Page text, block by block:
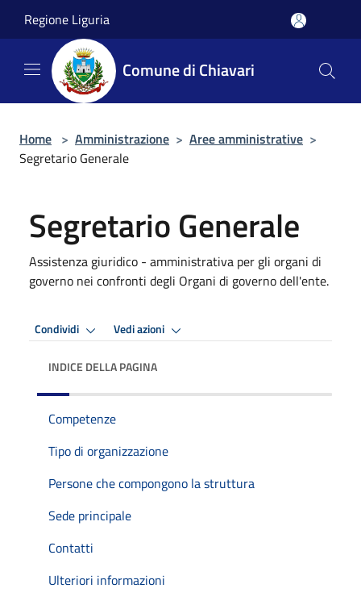
Regione Liguria
Comune di Chiavari
Home > Amministrazione > Aree amministrative >
Segretario Generale
Segretario Generale
Assistenza giuridico - amministrativa per gli organi di
governo nei confronti degli Organi di governo dell'ente.
Condividi Vedi azioni
INDICE DELLA PAGINA
Competenze
Tipo di organizzazione
Persone che compongono la struttura
Sede principale
Contatti
Ulteriori informazioni